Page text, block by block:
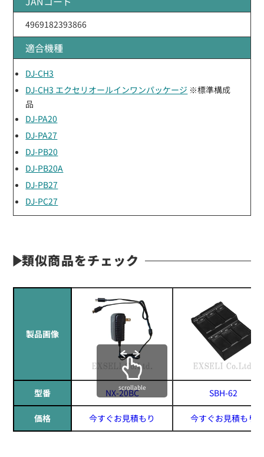
4969182393866
適合機種
DJ-CH3
DJ-CH3 エクセリオールインワンパッケージ ※標準構成
品
DJ-PA20
DJ-PA27
DJ-PB20
DJ-PB20A
DJ-PB27
DJ-PC27
類似商品をチェック
製品画像
型番 NX-20BC SBH-62
価格 今すぐお見積もり 今すぐお見積もり
scrollable